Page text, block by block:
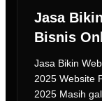
Jasa
Bisnis
Jasa Bikin
2025 Website
2025 Masih